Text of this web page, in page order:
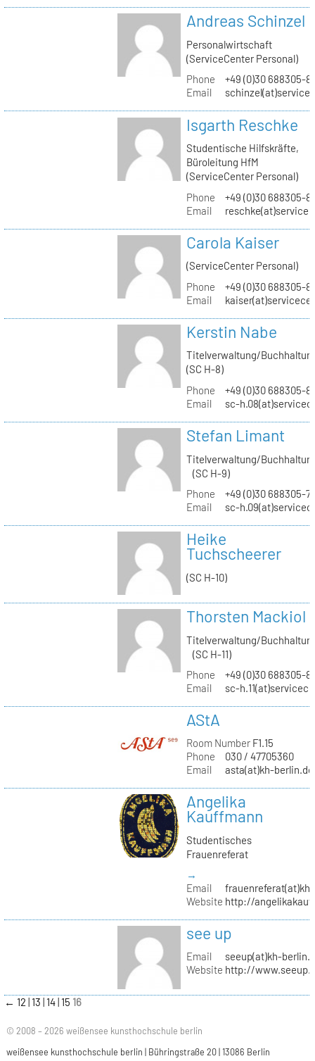
Andreas Schinzel
Personalwirtschaft
(ServiceCenter Personal)
Phone
+49 (0)30 688305-
Email
Isgarth Reschke
Studentische Hilfskräfte,
Büroleitung HfM
(ServiceCenter Personal)
Phone
+49 (0)30 688305-
Email
Carola Kaiser
(ServiceCenter Personal)
Phone
+49 (0)30 688305-
Email
Kerstin Nabe
Titelverwaltung/
(SC H-8)
Phone
+49 (0)30 688305-
Email
sc-
Stefan Limant
Titelverwaltung/
(SC H-9)
Phone
+49 (0)30 688305-
Email
sc-
Heike
Tuchscheerer
(SC H-10)
Thorsten Mackiol
Titelverwaltung/
(SC H-11)
Phone
+49 (0)30 688305-
Email
sc-
AStA
Room NumberF1.15
Phone
030 / 47705360
Email
asta(at)kh-berlin.de
Angelika
Kauffmann
Studentisches
Frauenreferat
→
Email
Website http://
see up
Email
seeup(at)kh-
Website http://
← 12 13 14 15 16
© 2008 – 2026 weißensee kunsthochschule berlin
weißensee kunsthochschule berlin | Bühringstraße 20 | 13086 Berlin